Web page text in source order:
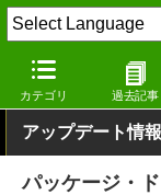
カテゴリ 過去記事
窓の杜 その他の話題
アップデート情報
パッケージ・